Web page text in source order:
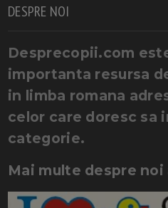
DESPRE NOI
Desprecopii.com
importanta resursa
in limba romana
celor care doresc sa
categorie.
Mai multe despre noi